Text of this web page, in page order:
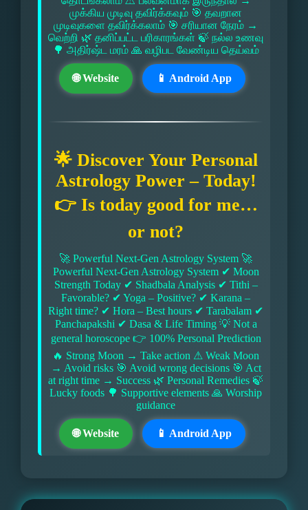
முக்கிய முடிவு தவிர்க்கவும் 🎯 தவறான
முடிவுகளை தவிர்க்கலாம் 🎯 சரியான நேரம் →
வெற்றி 🌿 தனிப்பட்ட பரிகாரங்கள் 🍃 நல்ல உணவு
🌳 அதிர்ஷ்ட மரம் 🙏 வழிபட வேண்டிய தெய்வம்
🌐 Website 📱 Android App
🌟 Discover Your Personal
Astrology Power – Today!
👉 Is today good for me…
or not?
🚀 Powerful Next-Gen Astrology System 🚀
Powerful Next-Gen Astrology System ✔ Moon
Strength Today ✔ Shadbala Analysis ✔ Tithi –
Favorable? ✔ Yoga – Positive? ✔ Karana –
Right time? ✔ Hora – Best hours ✔ Tarabalam ✔
Panchapakshi ✔ Dasa & Life Timing 💡 Not a
general horoscope 👉 100% Personal Prediction
🔥 Strong Moon → Take action ⚠ Weak Moon
→ Avoid risks 🎯 Avoid wrong decisions 🎯 Act
at right time → Success 🌿 Personal Remedies 🍃
Lucky foods 🌳 Supportive elements 🙏 Worship
guidance
🌐 Website 📱 Android App